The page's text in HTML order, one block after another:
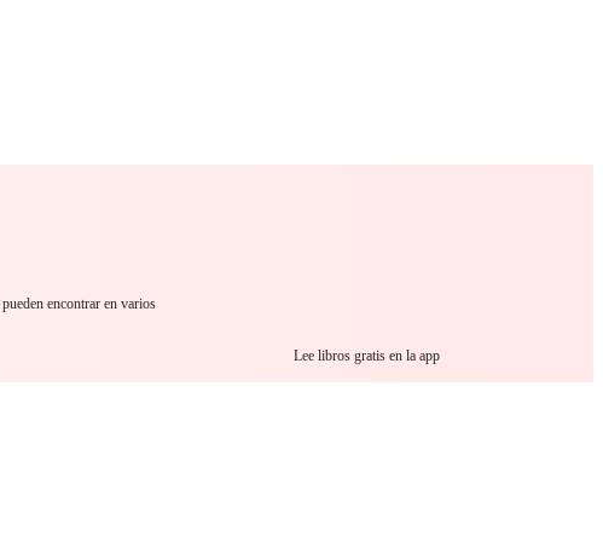
encontrar en varios
Lee libros gratis en la app